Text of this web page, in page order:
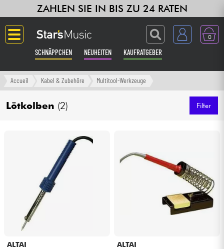
ZAHLEN SIE IN BIS ZU 24 RATEN
0
SCHNÄPPCHEN NEUHEITEN KAUFRATGEBER
Langue
Gitarre & Bass
Klaviere & Piano
Synths & samplers
Studio
Accueil Kabel & Zubehöre Multitool-Werkzeuge
Lötkolben (2) Filter
ALTAI
ALTAI